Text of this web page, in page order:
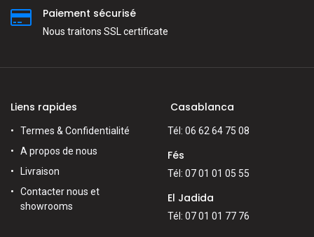
Paiement sécurisé
Nous traitons SSL сertificate
Liens rapides
Termes & Confidentialité
A propos de nous
Livraison
Contacter nous et
showrooms
Casablanca
Tél: 06 62 64 75 08
Fés
Tél: 07 01 01 05 55
El Jadida
Tél: 07 01 01 77 76